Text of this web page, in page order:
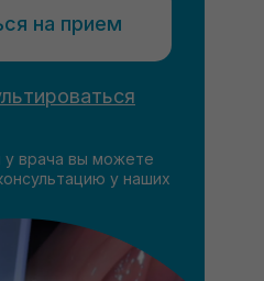
на прием
врача вы можете
у наших